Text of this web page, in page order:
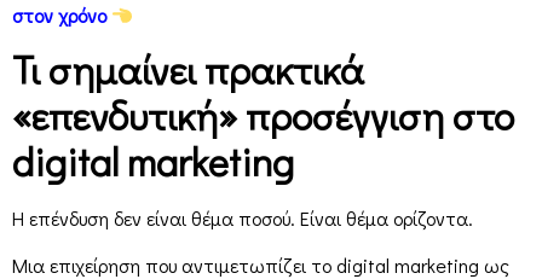
στον χρόνο
Τι σημαίνει πρακτικά
«επενδυτική» προσέγγιση στο
digital marketing
Η επένδυση δεν είναι θέμα ποσού. Είναι θέμα ορίζοντα.
Μια επιχείρηση που αντιμετωπίζει το digital marketing ως